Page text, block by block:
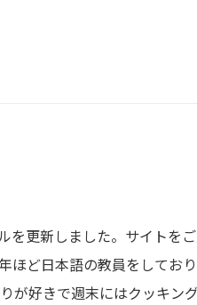
更新しました。サイトをご
ほど日本語の教員をしてお
が好きで週末にはクッキン